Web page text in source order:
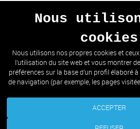
PRÉCÉDENT
ALLER À LA
Nous
cookies
Nous utilisons nos propres cookies et
l’utilisation du site web et vous montrer
préférences sur la base d’un profil élaboré
de navigation (par exemple, les pages
ACCEPTER